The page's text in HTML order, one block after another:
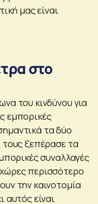
μας είναι
στο
του κινδύνου για
εμπορικές
τα δύο
τους ξεπέρασε τα
συναλλαγές
περισσότερο
την καινοτομία
αυτός είναι